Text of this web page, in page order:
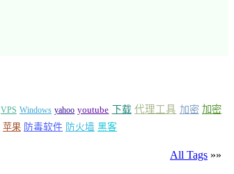
VPS Windows yahoo youtube 下载 代理工具 加密 加密
苹果 防毒软件 防火墙 黑客
All Tags »»